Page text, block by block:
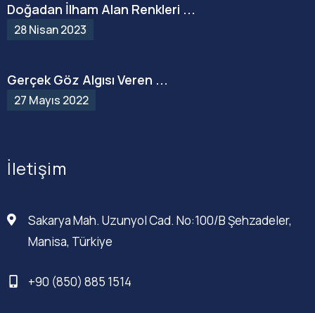
Doğadan İlham Alan Renkleri ...
28 Nisan 2023
Gerçek Göz Algısı Veren ...
27 Mayıs 2022
İletişim
Sakarya Mah. Uzunyol Cad. No:100/B Şehzadeler,
Manisa, Türkiye
+90 (850) 885 1514